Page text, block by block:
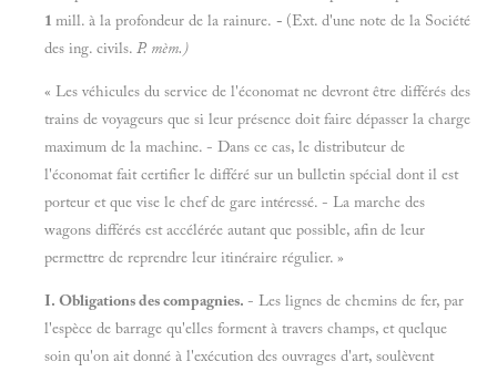
1 mill. à la profondeur de la rainure. - (Ext. d'une note de la Société
des ing. civils. P. mèm.)
« Les véhicules du service de l'économat ne devront être différés des
trains de voyageurs que si leur présence doit faire dépasser la charge
maximum de la machine. - Dans ce cas, le distributeur de
l'économat fait certifier le différé sur un bulletin spécial dont il est
porteur et que vise le chef de gare intéressé. - La marche des
wagons différés est accélérée autant que possible, afin de leur
permettre de reprendre leur itinéraire régulier. »
I. Obligations des compagnies. - Les lignes de chemins de fer, par
l'espèce de barrage qu'elles forment à travers champs, et quelque
soin qu'on ait donné à l'exécution des ouvrages d'art, soulèvent